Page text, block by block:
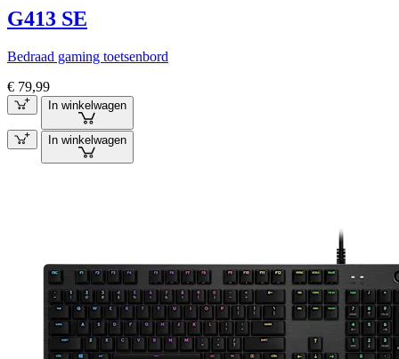
G413 SE
Bedraad gaming toetsenbord
€ 79,99
In winkelwagen
In winkelwagen